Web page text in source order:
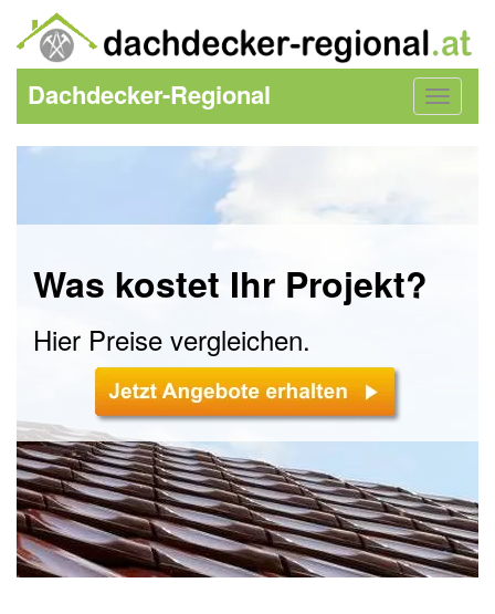
Toggle
Dachdecker-Regional
Was kostet Ihr Projekt?
Hier Preise vergleichen.